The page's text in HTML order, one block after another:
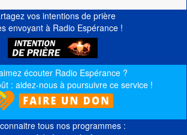
vos intentions de prière
envoyant à Radio Espérance !
écouter Radio Espérance ?
: aidez-nous à poursuivre ce service !
tous nos programmes :